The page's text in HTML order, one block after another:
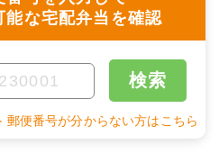
能な宅配弁当を確認
検索
便番号が分からない方はこちら